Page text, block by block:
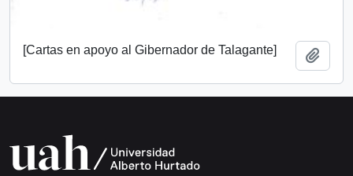
[Cartas en apoyo al Gibernador de Talagante]